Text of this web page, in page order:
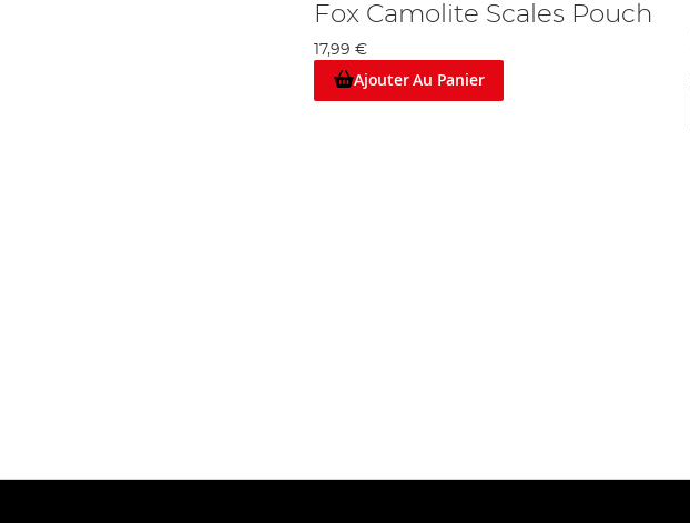
Fox Camolite Scales Pouch
17,99 €
Ajouter Au Panier